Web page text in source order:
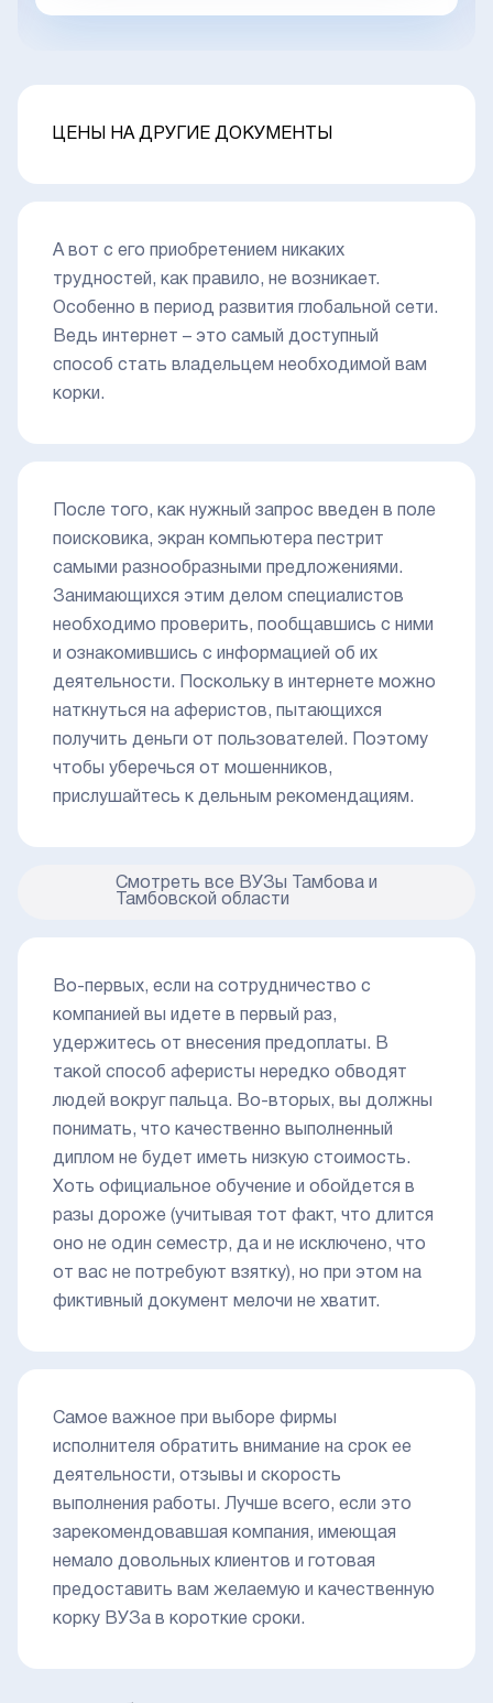
ЦЕНЫ НА ДРУГИЕ ДОКУМЕНТЫ
А вот с его приобретением никаких
трудностей, как правило, не возникает.
Особенно в период развития глобальной сети.
Ведь интернет – это самый доступный
способ стать владельцем необходимой вам
корки.
После того, как нужный запрос введен в поле
поисковика, экран компьютера пестрит
самыми разнообразными предложениями.
Занимающихся этим делом специалистов
необходимо проверить, пообщавшись с ними
и ознакомившись с информацией об их
деятельности. Поскольку в интернете можно
наткнуться на аферистов, пытающихся
получить деньги от пользователей. Поэтому
чтобы уберечься от мошенников,
прислушайтесь к дельным рекомендациям.
Смотреть все ВУЗы Тамбова и
Тамбовской области
Во-первых, если на сотрудничество с
компанией вы идете в первый раз,
удержитесь от внесения предоплаты. В
такой способ аферисты нередко обводят
людей вокруг пальца. Во-вторых, вы должны
понимать, что качественно выполненный
диплом не будет иметь низкую стоимость.
Хоть официальное обучение и обойдется в
разы дороже (учитывая тот факт, что длится
оно не один семестр, да и не исключено, что
от вас не потребуют взятку), но при этом на
фиктивный документ мелочи не хватит.
Самое важное при выборе фирмы
исполнителя обратить внимание на срок ее
деятельности, отзывы и скорость
выполнения работы. Лучше всего, если это
зарекомендовавшая компания, имеющая
немало довольных клиентов и готовая
предоставить вам желаемую и качественную
корку ВУЗа в короткие сроки.